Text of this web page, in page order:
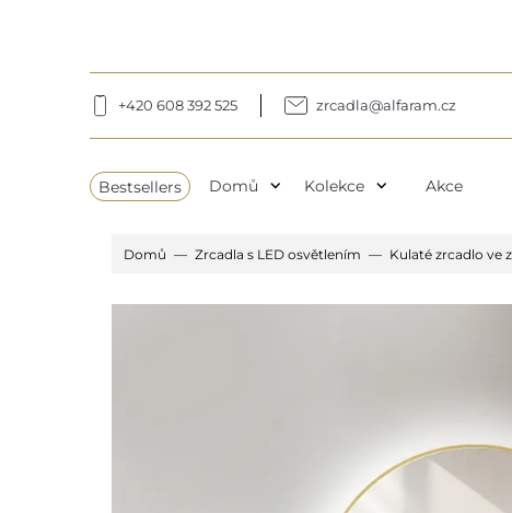
+420 608 392 525 zrcadla@alfaram.cz
Bestsellers Domů expand_more Kolekce expand_more Akce
Domů Zrcadla s LED osvětlením Kulaté zrcadlo ve